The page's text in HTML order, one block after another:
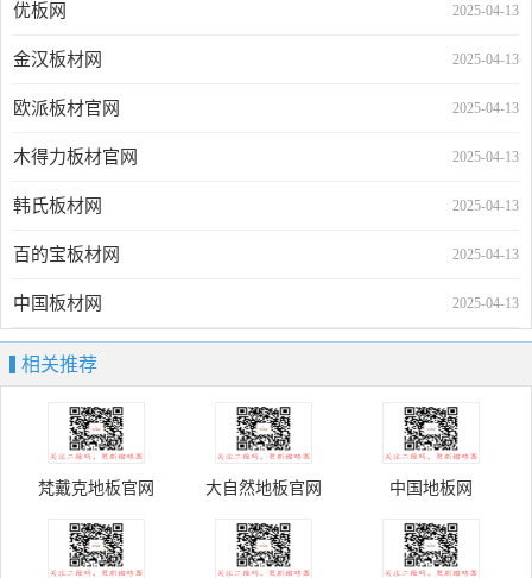
2025-04-13
优板网
2025-04-13
金汉板材网
2025-04-13
欧派板材官网
2025-04-13
木得力板材官网
2025-04-13
韩氏板材网
2025-04-13
百的宝板材网
2025-04-13
中国板材网
相关推荐
梵戴克地板官网 大自然地板官网 中国地板网